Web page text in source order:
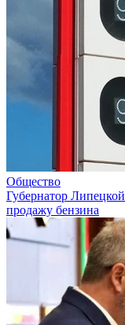
Общество
Губернатор
продажу бензина